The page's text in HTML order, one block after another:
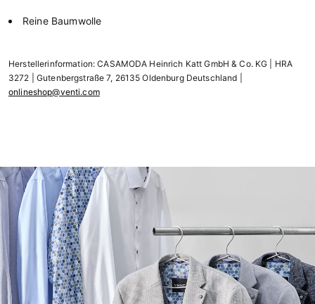
Reine Baumwolle
Herstellerinformation: CASAMODA Heinrich Katt GmbH & Co. KG | HRA
3272 | Gutenbergstraße 7, 26135 Oldenburg Deutschland |
onlineshop@venti.com